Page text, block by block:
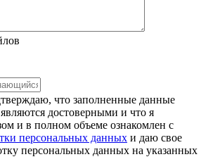
что заполненные данные
достоверными и что я
и в полном объеме ознакомлен с
персональных данных и даю свое
персональных данных на указанных